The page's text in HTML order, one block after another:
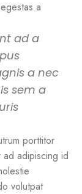
a
ad a
a nec
sem a
porttitor
adipiscing id
volutpat